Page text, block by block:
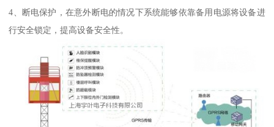
4、断电保护，在意外断电的情况下系统能够依靠备用电源将设备进
行安全锁定，提高设备安全性。